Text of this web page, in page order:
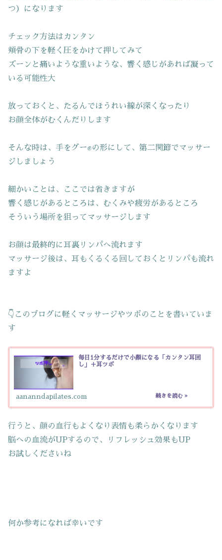
つ）になります
チェック方法はカンタン
頬骨の下を軽く圧をかけて押してみて
ズーンと痛いような重いような、響く感じがあれば凝って
いる可能性大
放っておくと、たるんでほうれい線が深くなったり
お顔全体がむくんだりします
そんな時は、手をグー✊の形にして、第二関節でマッサー
ジしましょう
細かいことは、ここでは省きますが
響く感じがあるところは、むくみや疲労があるところ
そういう場所を狙ってマッサージします
お顔は最終的に耳裏リンパへ流れます
マッサージ後は、耳もくるくる回しておくとリンパも流れ
ますよ
👇このブログに軽くマッサージやツボのことを書いていま
す
毎日1分するだけで小顔になる「カンタン耳回
し」＋耳ツボ
aananndapilates.com
行うと、顔の血行もよくなり表情も柔らかくなります
脳への血流がUPするので、リフレッシュ効果もUP
お試しくださいね
何か参考になれば幸いです